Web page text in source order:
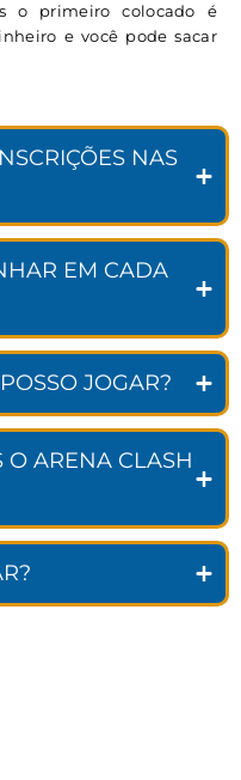
o primeiro colocado é
e você pode sacar
NAS
EM CADA
JOGAR?
O ARENA CLASH